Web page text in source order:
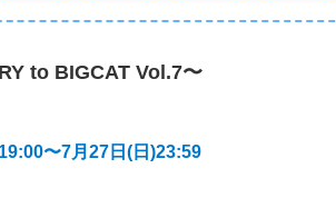
to BIGCAT Vol.7〜
〜7月27日(日)23:59